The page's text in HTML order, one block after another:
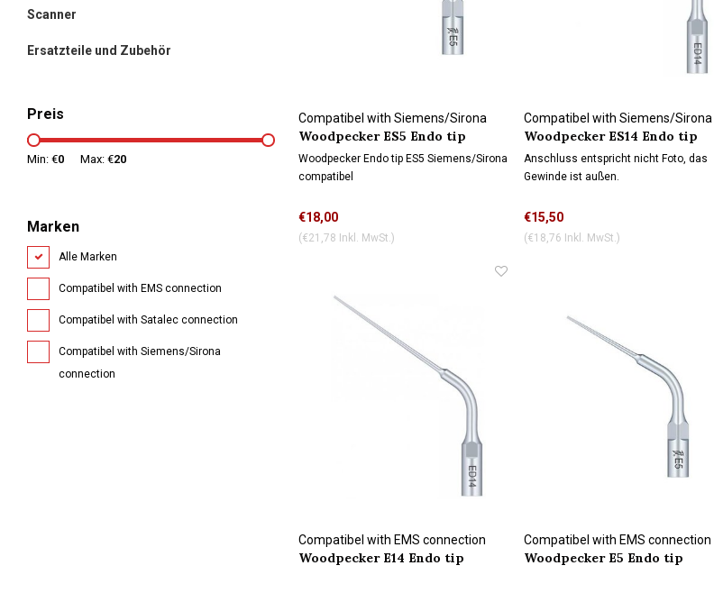
Scanner
Ersatzteile und Zubehör
Preis
Min: €0 Max: €20
Marken
Alle Marken
Compatibel with EMS connection
Compatibel with Satalec connection
Compatibel with Siemens/Sirona
connection
Compatibel with Siemens/Sirona
connection
Woodpecker ES5 Endo tip
Woodpecker Endo tip ES5 Siemens/Sirona
compatibel
Anschluss entspricht nicht Foto, das
Gewinde ist außen.
€18,00
(€21,78 Inkl. MwSt.)
Compatibel with Siemens/Sirona
connection
Woodpecker ES14 Endo tip
Wasserkühlung
Anschluss entspricht nicht Foto, das
Gewinde ist außen.
€15,50
(€18,76 Inkl. MwSt.)
Compatibel with EMS connection
Woodpecker E14 Endo tip
Compatibel with EMS connection
Woodpecker E5 Endo tip